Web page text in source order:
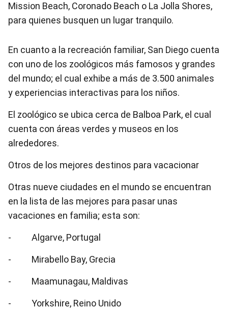
Mission Beach, Coronado Beach o La Jolla Shores,
para quienes busquen un lugar tranquilo.
En cuanto a la recreación familiar, San Diego cuenta
con uno de los zoológicos más famosos y grandes
del mundo; el cual exhibe a más de 3.500 animales
y experiencias interactivas para los niños.
El zoológico se ubica cerca de Balboa Park, el cual
cuenta con áreas verdes y museos en los
alrededores.
Otros de los mejores destinos para vacacionar
Otras nueve ciudades en el mundo se encuentran
en la lista de las mejores para pasar unas
vacaciones en familia; esta son:
- Algarve, Portugal
- Mirabello Bay, Grecia
- Maamunagau, Maldivas
- Yorkshire, Reino Unido